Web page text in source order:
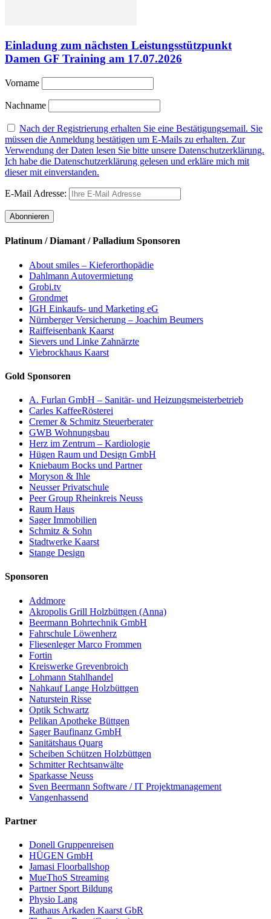
Einladung zum nächsten Leistungsstützpunkt
Damen GF Training am 17.07.2026
Vorname
Nachname
Nach der Registrierung erhalten Sie eine Bestätigungsemail. Sie
müssen die Anmeldung bestätigen um E-Mails zu erhalten. Zur
Verwendung der Daten lesen Sie bitte unsere Datenschutzerklärung.
Ich habe die Datenschutzerklärung gelesen und erkläre mich mit
dieser mit einverstanden.
E-Mail Adresse:
Platinum / Diamant / Palladium Sponsoren
About smiles – Kieferorthopädie
Dahlmann Autovermietung
Grobi.tv
Grondmet
IGH Einkaufs- und Marketing eG
Nürnberger Versicherung – Joachim Beumers
Raiffeisenbank Kaarst
Sievers und Linke Zahnärzte
Viebrockhaus Kaarst
Gold Sponsoren
A. Furlan GmbH – Sanitär- und Heizungsmeisterbetrieb
Carles KaffeeRösterei
Cremer & Schmitz Steuerberater
GWB Wohnungsbau
Herz im Zentrum – Kardiologie
Hügen Raum und Design GmbH
Kniebaum Bocks und Partner
Moryson & Ihle
Neusser Privatschule
Peer Group Rheinkreis Neuss
Raum Haus
Sager Immobilien
Schmitz & Sohn
Stadtwerke Kaarst
Stange Design
Sponsoren
Addmore
Akropolis Grill Holzbüttgen (Anna)
Beermann Bohrtechnik GmbH
Fahrschule Löwenherz
Fliesenleger Marco Frommen
Fortin
Kreiswerke Grevenbroich
Lohmann Stahlhandel
Nahkauf Lange Holzbüttgen
Naturstein Risse
Optik Schwartz
Pelikan Apotheke Büttgen
Sager Baufinanz GmbH
Sanitätshaus Quarg
Scheiben Schützen Holzbüttgen
Schmitter Rechtsanwälte
Sparkasse Neuss
Sven Beermann Software / IT Projektmanagement
Vangenhassend
Partner
Donell Gruppenreisen
HÜGEN GmbH
Jamasi Floorballshop
MueThoS Streaming
Partner Sport Bildung
Physio Lang
Rathaus Arkaden Kaarst GbR